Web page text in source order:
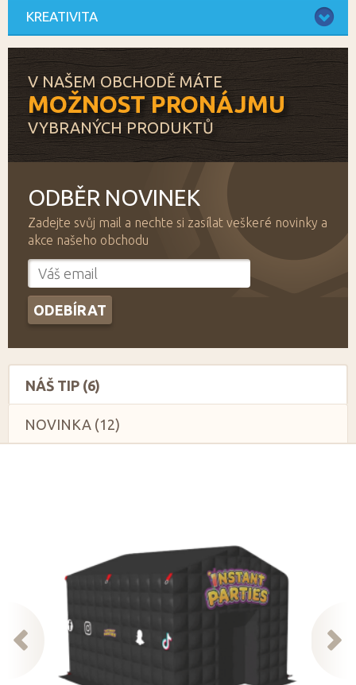
KREATIVITA
V NAŠEM OBCHODĚ MÁTE
MOŽNOST PRONÁJMU
VYBRANÝCH PRODUKTŮ
ODBĚR NOVINEK
Zadejte svůj mail a nechte si zasílat veškeré novinky a
akce našeho obchodu
NÁŠ TIP (6)
NOVINKA (12)